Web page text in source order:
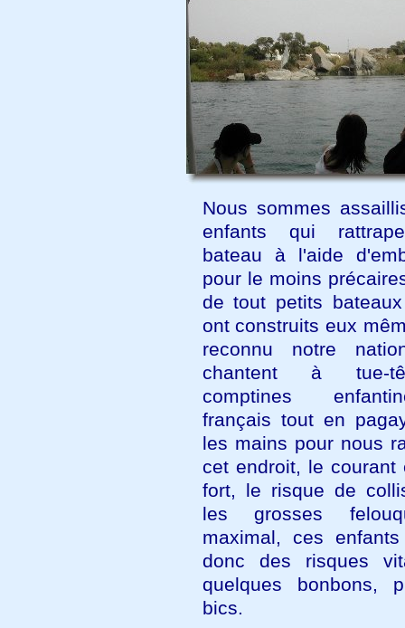
Nous sommes
enfants qui
bateau à l'aide
pour le moins
de tout petits
ont construits eux
reconnu notre
chantent à tue-
comptines
français tout en
les mains pour nous
cet endroit, le courant
fort, le risque de
les grosses
maximal, ces
donc des risques
quelques bonbons,
bics.